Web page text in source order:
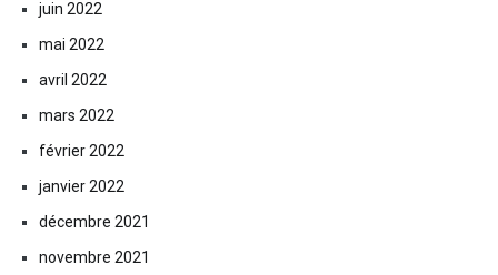
juin 2022
mai 2022
avril 2022
mars 2022
février 2022
janvier 2022
décembre 2021
novembre 2021